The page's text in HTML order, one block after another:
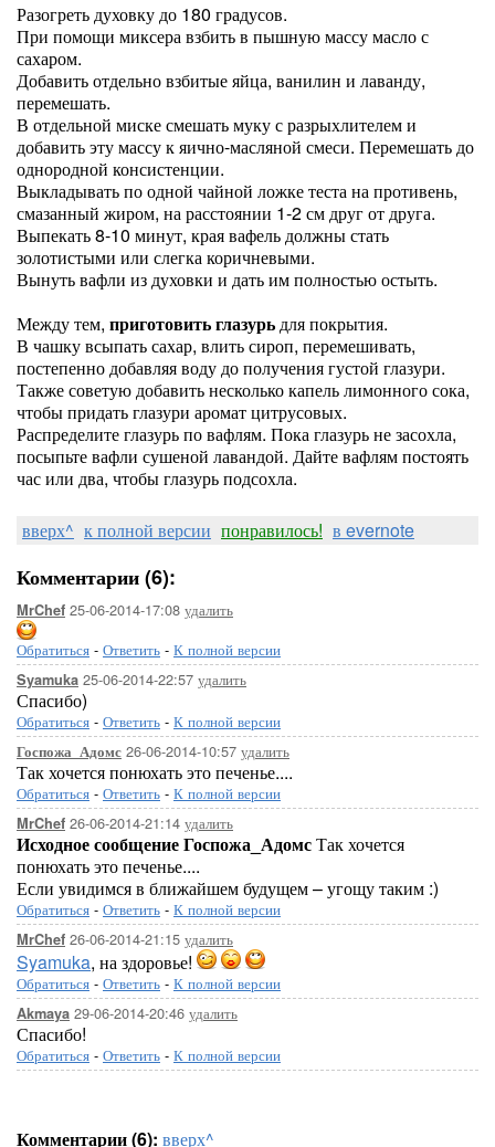
Разогреть духовку до 180 градусов.
При помощи миксера взбить в пышную массу масло с
сахаром.
Добавить отдельно взбитые яйца, ванилин и лаванду,
перемешать.
В отдельной миске смешать муку с разрыхлителем и
добавить эту массу к яично-масляной смеси. Перемешать до
однородной консистенции.
Выкладывать по одной чайной ложке теста на противень,
смазанный жиром, на расстоянии 1-2 см друг от друга.
Выпекать 8-10 минут, края вафель должны стать
золотистыми или слегка коричневыми.
Вынуть вафли из духовки и дать им полностью остыть.
Между тем, приготовить глазурьдля покрытия.
В чашку всыпать сахар, влить сироп, перемешивать,
постепенно добавляя воду до получения густой глазури.
Также советую добавить несколько капель лимонного сока,
чтобы придать глазури аромат цитрусовых.
Распределите глазурь по вафлям. Пока глазурь не засохла,
посыпьте вафли сушеной лавандой. Дайте вафлям постоять
час или два, чтобы глазурь подсохла.
вверх^ к полной версии понравилось! в evernote
Комментарии (6):
MrChef 25-06-2014-17:08 удалить
Обратиться - Ответить - К полной версии
Syamuka 25-06-2014-22:57 удалить
Спасибо)
Обратиться - Ответить - К полной версии
Госпожа_Адомс 26-06-2014-10:57 удалить
Так хочется понюхать это печенье....
Обратиться - Ответить - К полной версии
MrChef 26-06-2014-21:14 удалить
Исходное сообщение Госпожа_АдомсТак хочется
понюхать это печенье....
Если увидимся в ближайшем будущем – угощу таким :)
Обратиться - Ответить - К полной версии
MrChef 26-06-2014-21:15 удалить
Syamuka, на здоровье!
Обратиться - Ответить - К полной версии
Akmaya 29-06-2014-20:46 удалить
Спасибо!
Обратиться - Ответить - К полной версии
Комментарии (6): вверх^